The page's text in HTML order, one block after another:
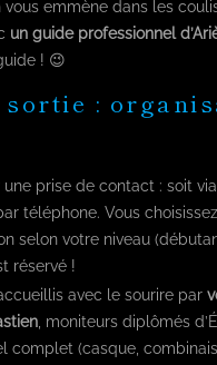
emmène dans les
un guide professionnel
! 😉
sortie :
prise de contact : soit
téléphone. Vous
selon votre niveau
réservé !
avec le sourire par
, moniteurs diplômés
complet (casque,